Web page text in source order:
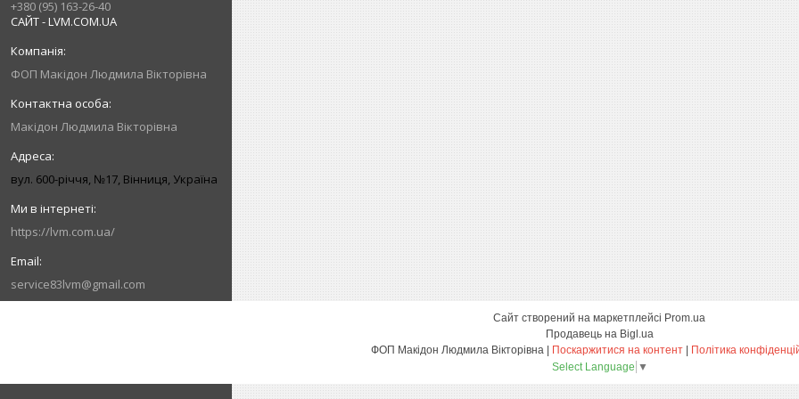
+380 (95) 163-26-40
САЙТ - LVM.COM.UA
ФОП Макідон Людмила Вікторівна
Макідон Людмила Вікторівна
вул. 600-річчя, №17, Вінниця, Україна
https://lvm.com.ua/
service83lvm@gmail.com
Сайт створений на маркетплейсі Prom.ua
Продавець на Bigl.ua
Поскаржитися на контент
Політика
Select Language ▼